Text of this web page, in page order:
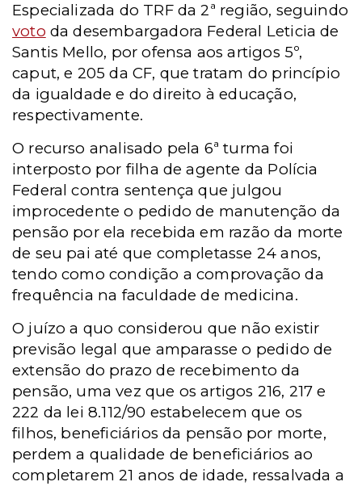
Especializada do TRF da 2ª região, seguindo
voto da desembargadora Federal Leticia de
Santis Mello, por ofensa aos artigos 5º,
caput, e 205 da CF, que tratam do princípio
da igualdade e do direito à educação,
respectivamente.
O recurso analisado pela 6ª turma foi
interposto por filha de agente da Polícia
Federal contra sentença que julgou
improcedente o pedido de manutenção da
pensão por ela recebida em razão da morte
de seu pai até que completasse 24 anos,
tendo como condição a comprovação da
frequência na faculdade de medicina.
O juízo a quo considerou que não existir
previsão legal que amparasse o pedido de
extensão do prazo de recebimento da
pensão, uma vez que os artigos 216, 217 e
222 da lei 8.112/90 estabelecem que os
filhos, beneficiários da pensão por morte,
perdem a qualidade de beneficiários ao
completarem 21 anos de idade, ressalvada a